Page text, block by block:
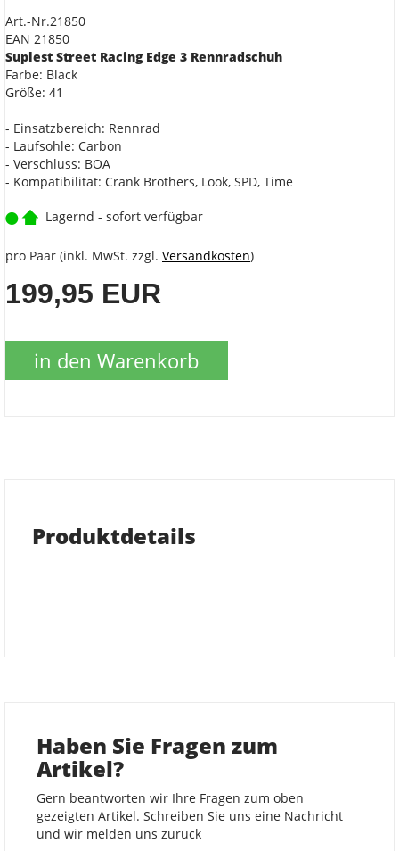
Art.-Nr.21850
EAN 21850
Suplest Street Racing Edge 3 Rennradschuh
Farbe: Black
Größe: 41
- Einsatzbereich: Rennrad
- Laufsohle: Carbon
- Verschluss: BOA
- Kompatibilität: Crank Brothers, Look, SPD, Time
Lagernd - sofort verfügbar
pro Paar (inkl. MwSt. zzgl. Versandkosten)
199,95 EUR
in den Warenkorb
Produktdetails
Haben Sie Fragen zum
Artikel?
Gern beantworten wir Ihre Fragen zum oben
gezeigten Artikel. Schreiben Sie uns eine Nachricht
und wir melden uns zurück